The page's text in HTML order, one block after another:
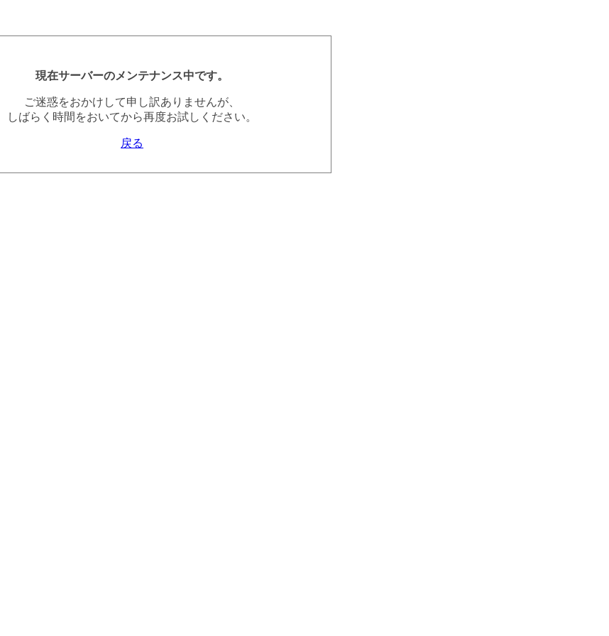
現在サーバーのメンテナンス中です。
ご迷惑をおかけして申し訳ありませんが、
しばらく時間をおいてから再度お試しください。
戻る